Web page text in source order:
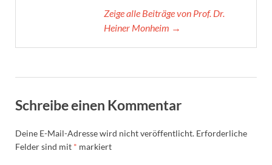
Zeige alle Beiträge von Prof. Dr.
Heiner Monheim →
Schreibe einen Kommentar
Deine E-Mail-Adresse wird nicht veröffentlicht. Erforderliche
Felder sind mit * markiert